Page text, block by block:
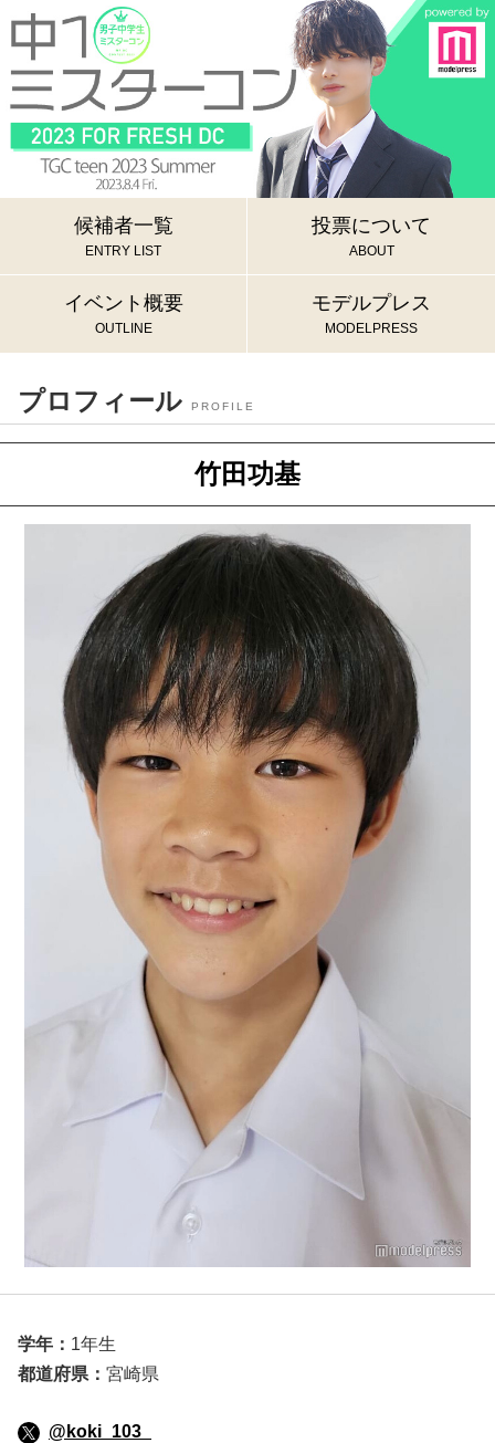
候補者一覧
ENTRY LIST
投票について
ABOUT
イベント概要
OUTLINE
モデルプレス
MODELPRESS
プロフィール PROFILE
竹田功基
学年： 1年生
都道府県： 宮崎県
@koki_103_